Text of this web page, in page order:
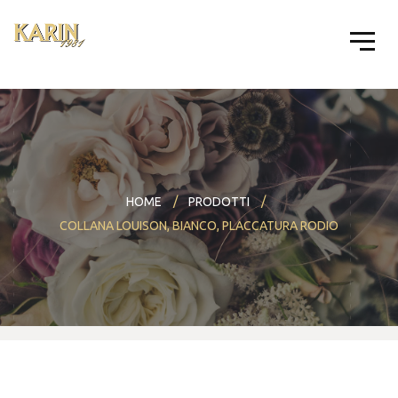
HOME
PRODOTTI
COLLANA LOUISON, BIANCO, PLACCATURA RODIO